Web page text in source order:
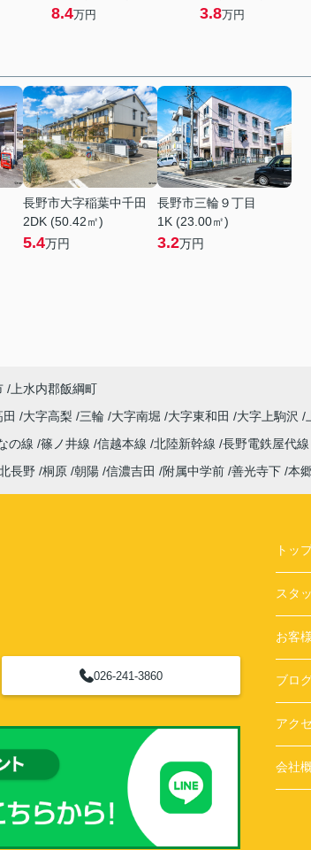
8.4万円 3.8万円
長野市大字稲葉中千田
2DK (50.42㎡)
5.4万円
長野市三輪９丁目
1K (23.00㎡)
3.2万円
上水内郡飯綱町
大字高梨 三輪 大字南堀 大字東和田 大字上駒沢
の線 篠ノ井線 信越本線 北陸新幹線 長野電鉄屋代線
長野 桐原 朝陽 信濃吉田 附属中学前 善光寺下 本
026-241-3860
トッ
スタ
お客
ブロ
アク
会社